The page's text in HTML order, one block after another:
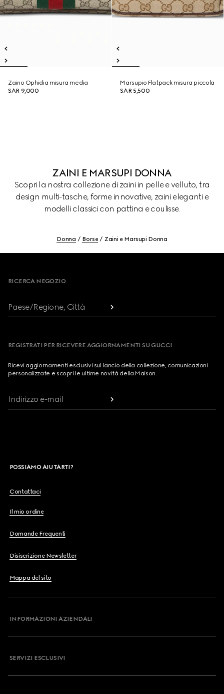
Zaino Ophidia misura media
SAR 9,000
Marsupio Flatpack misura piccola
SAR 5,500
ZAINI E MARSUPI DONNA
Scopri la nostra collezione di zaini in pelle e velluto, tra
design multi-tasche, forme innovative, zaini eleganti e
modelli classici con pattina e coulisse.
Donna Borse Zaini e Marsupi Donna
RICERCA NEGOZIO
Paese/Regione, Città
REGISTRATI PER RICEVERE AGGIORNAMENTI SU GUCCI
Ricevi aggiornamenti esclusivi sul lancio della collezione, comunicazioni
personalizzate e scopri le ultime novità della Maison.
Indirizzo e-mail
POSSIAMO AIUTARTI?
Contattaci
Il mio ordine
Domande Frequenti
Disiscrizione Newsletter
Mappa del sito
INFORMAZIONI AZIENDALI
SERVIZI ESCLUSIVI